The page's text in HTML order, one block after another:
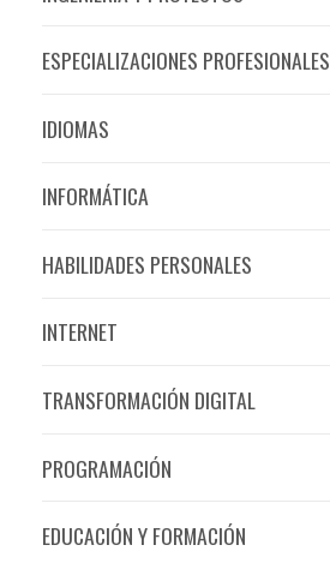
ESPECIALIZACIONES PROFESIONALES
IDIOMAS
INFORMÁTICA
HABILIDADES PERSONALES
INTERNET
TRANSFORMACIÓN DIGITAL
PROGRAMACIÓN
EDUCACIÓN Y FORMACIÓN